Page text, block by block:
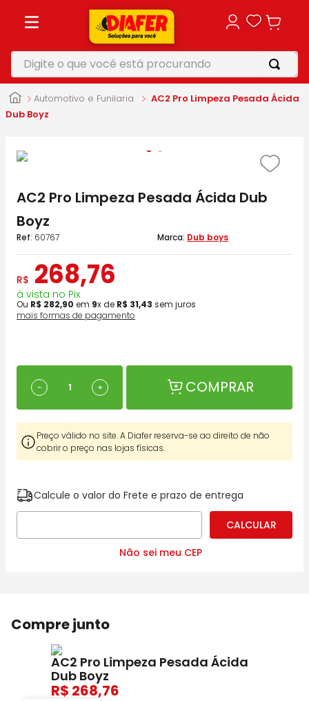
Digite o que você está procurando
Automotivo e Funilaria
AC2 Pro Limpeza Pesada Ácida
Dub Boyz
AC2 Pro Limpeza Pesada Ácida Dub
Boyz
: 60767 Dub boys
R$ 268,76
à vista no Pix
Ou R$ 282,90 em 9x de R$ 31,43 sem juros
mais formas de pagamento
＋
－ COMPRAR
Preço válido no site. A Diafer reserva-se ao direito de não
cobrir o preço nas lojas físicas.
Calcule o valor do Frete e prazo de entrega
Não sei meu CEP
Compre junto
AC2 Pro Limpeza Pesada Ácida
Dub Boyz
268,76
TERMOS MAIS BUSCADOS